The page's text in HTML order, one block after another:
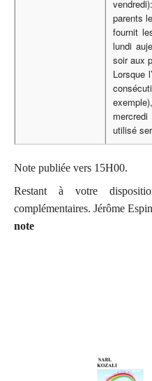
parents
fournit
lundi
soir aux
Lorsque
utilisé
Note publiée vers 15H00.
Restant à votre
complémentaires. Jérôme
note